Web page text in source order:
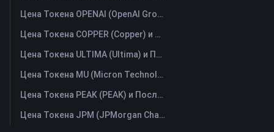
Цена Токена OPENAI (OpenAI Group PBC) и Последний График в Реальном Времени
Цена Токена COPPER (Copper) и Последний График в Реальном Времени
Цена Токена ULTIMA (Ultima) и Последний График в Реальном Времени
Цена Токена MU (Micron Technology) и Последний График в Реальном Времени
Цена Токена PEAK (PEAK) и Последний График в Реальном Времени
Цена Токена JPM (JPMorgan Chase) и Последний График в Реальном Времени